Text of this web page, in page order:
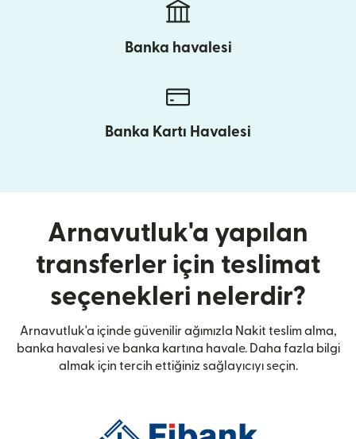
Banka havalesi
Banka Kartı Havalesi
Arnavutluk'a yapılan
transferler için teslimat
seçenekleri nelerdir?
Arnavutluk'a içinde güvenilir ağımızla Nakit teslim alma,
banka havalesi ve banka kartına havale. Daha fazla bilgi
almak için tercih ettiğiniz sağlayıcıyı seçin.